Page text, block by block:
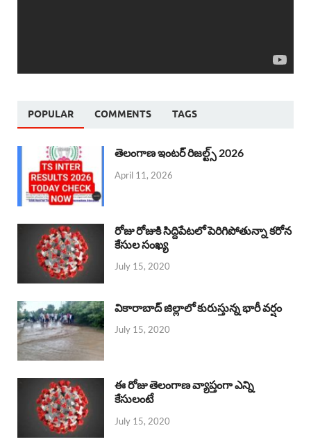
POPULAR COMMENTS TAGS
తెలంగాణ ఇంటర్ రిజల్ట్స్ 2026
April 11, 2026
రోజు రోజుకి సిద్దిపేటలో పెరిగిపోతున్నా కరోన
కేసుల సంఖ్య
July 15, 2020
వికారాబాద్ జిల్లాలో కురుస్తున్న భారీ వర్షం
July 15, 2020
ఈ రోజు తెలంగాణ వ్యాప్తంగా ఎన్ని
కేసులంటే
July 15, 2020